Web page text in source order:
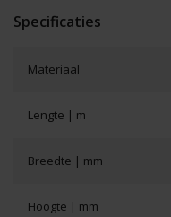
Specificaties
Materiaal
Lengte | m
Breedte | mm
Hoogte | mm